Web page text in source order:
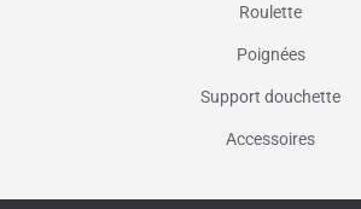
Roulette
Poignées
Support douchette
Accessoires